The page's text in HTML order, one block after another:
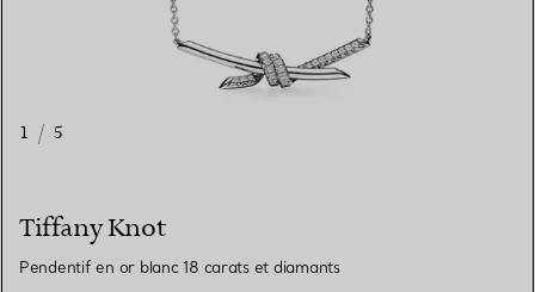
1 / 5
Tiffany Knot
Pendentif en or blanc 18 carats et diamants